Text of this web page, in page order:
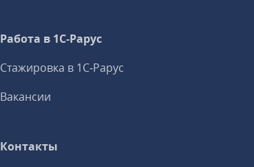
Работа в 1С‑Рарус
Стажировка в 1С‑Рарус
Вакансии
Контакты